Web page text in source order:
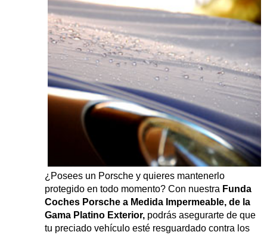
¿Posees un Porsche y quieres mantenerlo
protegido en todo momento? Con nuestra Funda
Coches Porsche a Medida Impermeable, de la
Gama Platino Exterior, podrás asegurarte de que
tu preciado vehículo esté resguardado contra los